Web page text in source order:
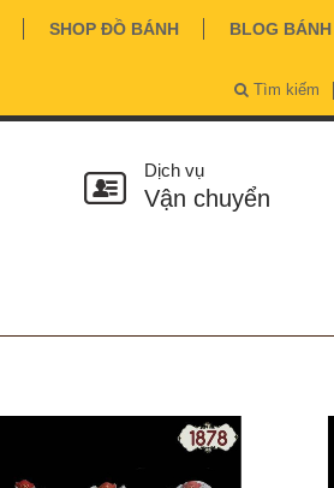
SHOP ĐỒ BÁNH BLOG BÁNH
Tìm kiếm
Dịch vụ
Vận chuyển